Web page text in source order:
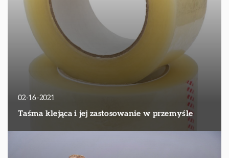
02-16-2021
Taśma klejąca i jej zastosowanie w przemyśle